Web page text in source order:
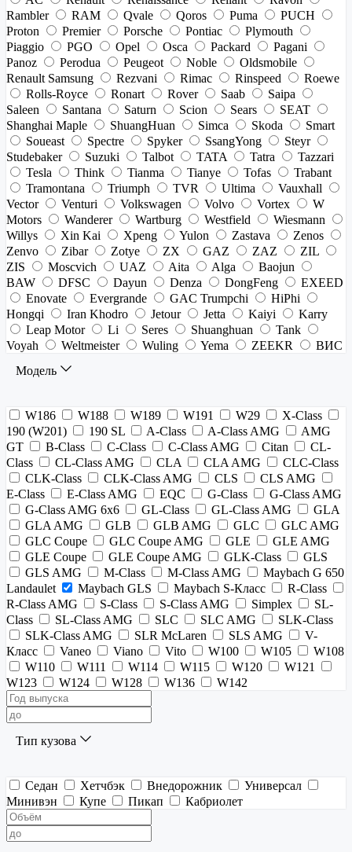
Rambler
RAM Qvale Qoros Puma
PUCH
Proton
Premier Porsche Pontiac
Plymouth
Piaggio
PGO Opel Osca Packard
Pagani
Panoz
Perodua Peugeot Noble
Oldsmobile
Renault Samsung
Rezvani Rimac Rinspeed
Roewe
Rolls-Royce
Ronart Rover Saab
Saipa
Saleen
Santana Saturn Scion Sears
SEAT
Shanghai Maple
ShuangHuan Simca Skoda
Smart
Soueast
Spectre Spyker SsangYong
Steyr
Studebaker
Suzuki Talbot TATA Tatra
Tazzari
Tesla
Think Tianma Tianye Tofas
Trabant
Tramontana
Triumph TVR Ultima
Vauxhall
Vector
Venturi Volkswagen Volvo Vortex
W
Motors
Wanderer Wartburg Westfield
Wiesmann
Willys
Xin Kai Xpeng Yulon Zastava
Zenos
Zenvo
Zibar Zotye ZX GAZ ZAZ
ZIL
ZIS
Moscvich UAZ Aita Alga
Baojun
BAW
DFSC Dayun Denza DongFeng
EXEED
Enovate
Evergrande GAC Trumpchi
HiPhi
Hongqi
Iran Khodro Jetour Jetta Kaiyi
Karry
Leap Motor
Li Seres Shuanghuan
Tank
Voyah
Weltmeister Wuling Yema ZEEKR
ВИС
Модель
W186 W188 W189 W191 W29
X-Class
190 (W201)
190 SL A-Class A-Class AMG
AMG
GT
B-Class C-Class C-Class AMG Citan
CL-
Class
CL-Class AMG CLA CLA AMG
CLC-Class
CLK-Class
CLK-Class AMG CLS
CLS AMG
E-Class
E-Class AMG EQC G-Class
G-Class AMG
G-Class AMG 6x6
GL-Class GL-Class AMG
GLA
GLA AMG
GLB GLB AMG GLC
GLC AMG
GLC Coupe
GLC Coupe AMG GLE
GLE AMG
GLE Coupe
GLE Coupe AMG GLK-Class
GLS
GLS AMG
M-Class M-Class AMG
Maybach G 650
Landaulet
Maybach GLS Maybach S-Класс
R-Class
R-Class AMG
S-Class S-Class AMG Simplex
SL-
Class
SL-Class AMG SLC SLC AMG
SLK-Class
SLK-Class AMG
SLR McLaren SLS AMG
V-
Класс
Vaneo Viano Vito W100 W105
W108
W110
W111 W114 W115 W120
W121
W123
W124 W128 W136 W142
Тип кузова
Седан Хетчбэк Внедорожник
Универсал
Минивэн
Купе Пикап Кабриолет